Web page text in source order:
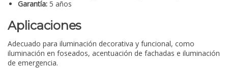
Garantía: 5 años
Aplicaciones
Adecuado para iluminación decorativa y funcional, como
iluminación en foseados, acentuación de fachadas e iluminación
de emergencia.